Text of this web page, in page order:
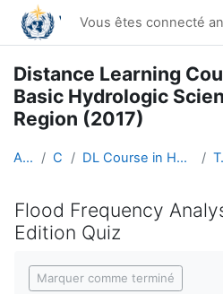
Passer au contenu principal
Vous êtes connecté
Distance Learning
Basic Hydrologic
Region (2017)
Accueil Cours DL Course in Hydrology - Asia RA-II-2017
Flood Frequency
Edition Quiz
Marquer comme terminé